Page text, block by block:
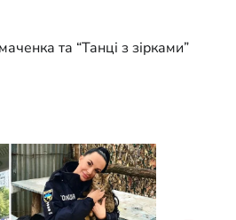
та “Танці з зірками”